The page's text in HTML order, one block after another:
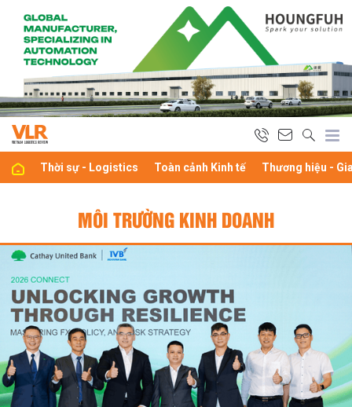
Thời sự - Logistics Toàn cảnh Kinh tế Thương hiệu -
MÔI TRƯỜNG KINH DOANH